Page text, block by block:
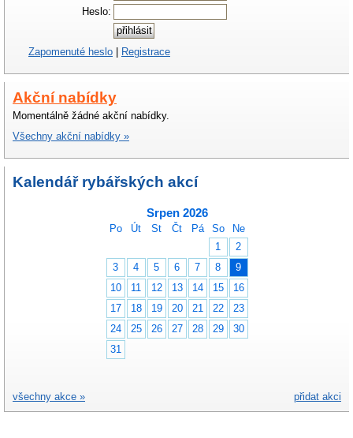
Heslo:
Zapomenuté heslo | Registrace
Akční nabídky
Momentálně žádné akční nabídky.
Všechny akční nabídky »
Kalendář rybářských akcí
Srpen 2026
Po Út St Čt Pá So
Ne
1
2
3
4 5 6 7 8
9
10
11 12 13 14 15
16
17
18 19 20 21 22
23
24
25 26 27 28 29
30
31
přidat akci
všechny akce »